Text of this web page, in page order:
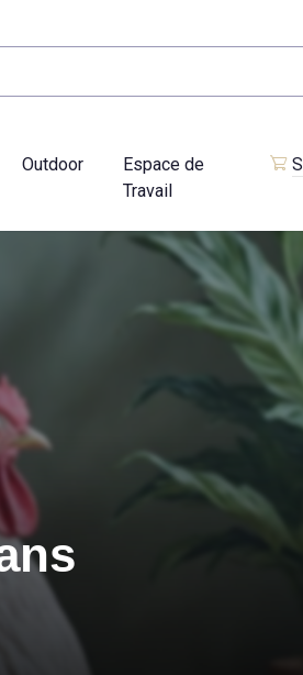
Outdoor
Espace de
Travail